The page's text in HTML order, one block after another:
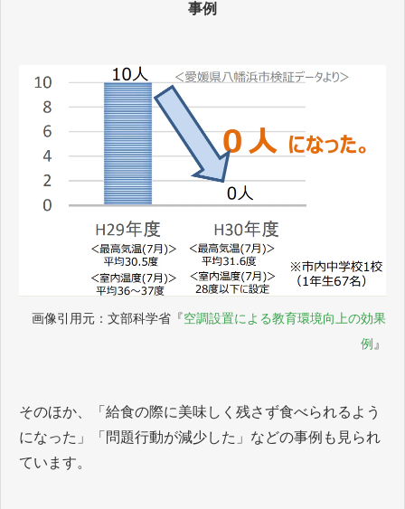
事例
画像引用元：文部科学省『空調設置による教育環境向上の効果
例 』
そのほか、「給食の際に美味しく残さず食べられるよう
になった」「問題行動が減少した」などの事例も見られ
ています。